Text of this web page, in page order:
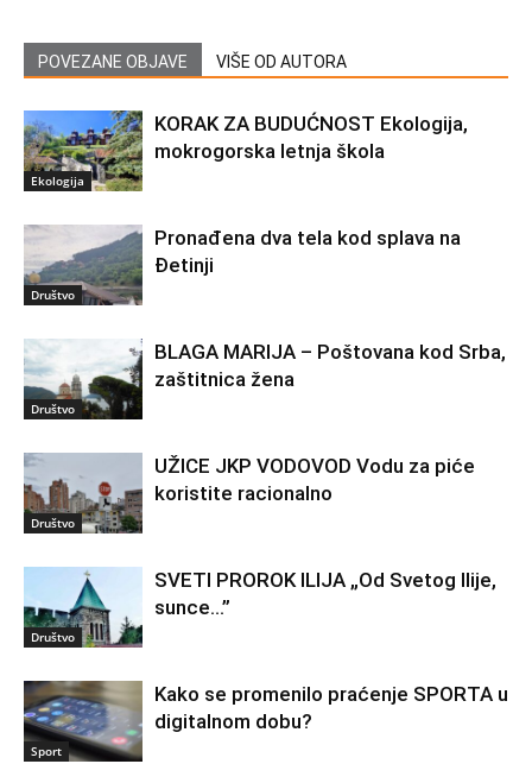
POVEZANE OBJAVE VIŠE OD AUTORA
Ekologija
KORAK ZA BUDUĆNOST Ekologija,
mokrogorska letnja škola
Društvo
Pronađena dva tela kod splava na
Đetinji
Društvo
BLAGA MARIJA – Poštovana kod Srba,
zaštitnica žena
Društvo
UŽICE JKP VODOVOD Vodu za piće
koristite racionalno
Društvo
SVETI PROROK ILIJA „Od Svetog Ilije,
sunce…”
Sport
Kako se promenilo praćenje SPORTA u
digitalnom dobu?